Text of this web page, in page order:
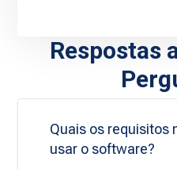
Respostas
Quais os requisitos
usar o software?